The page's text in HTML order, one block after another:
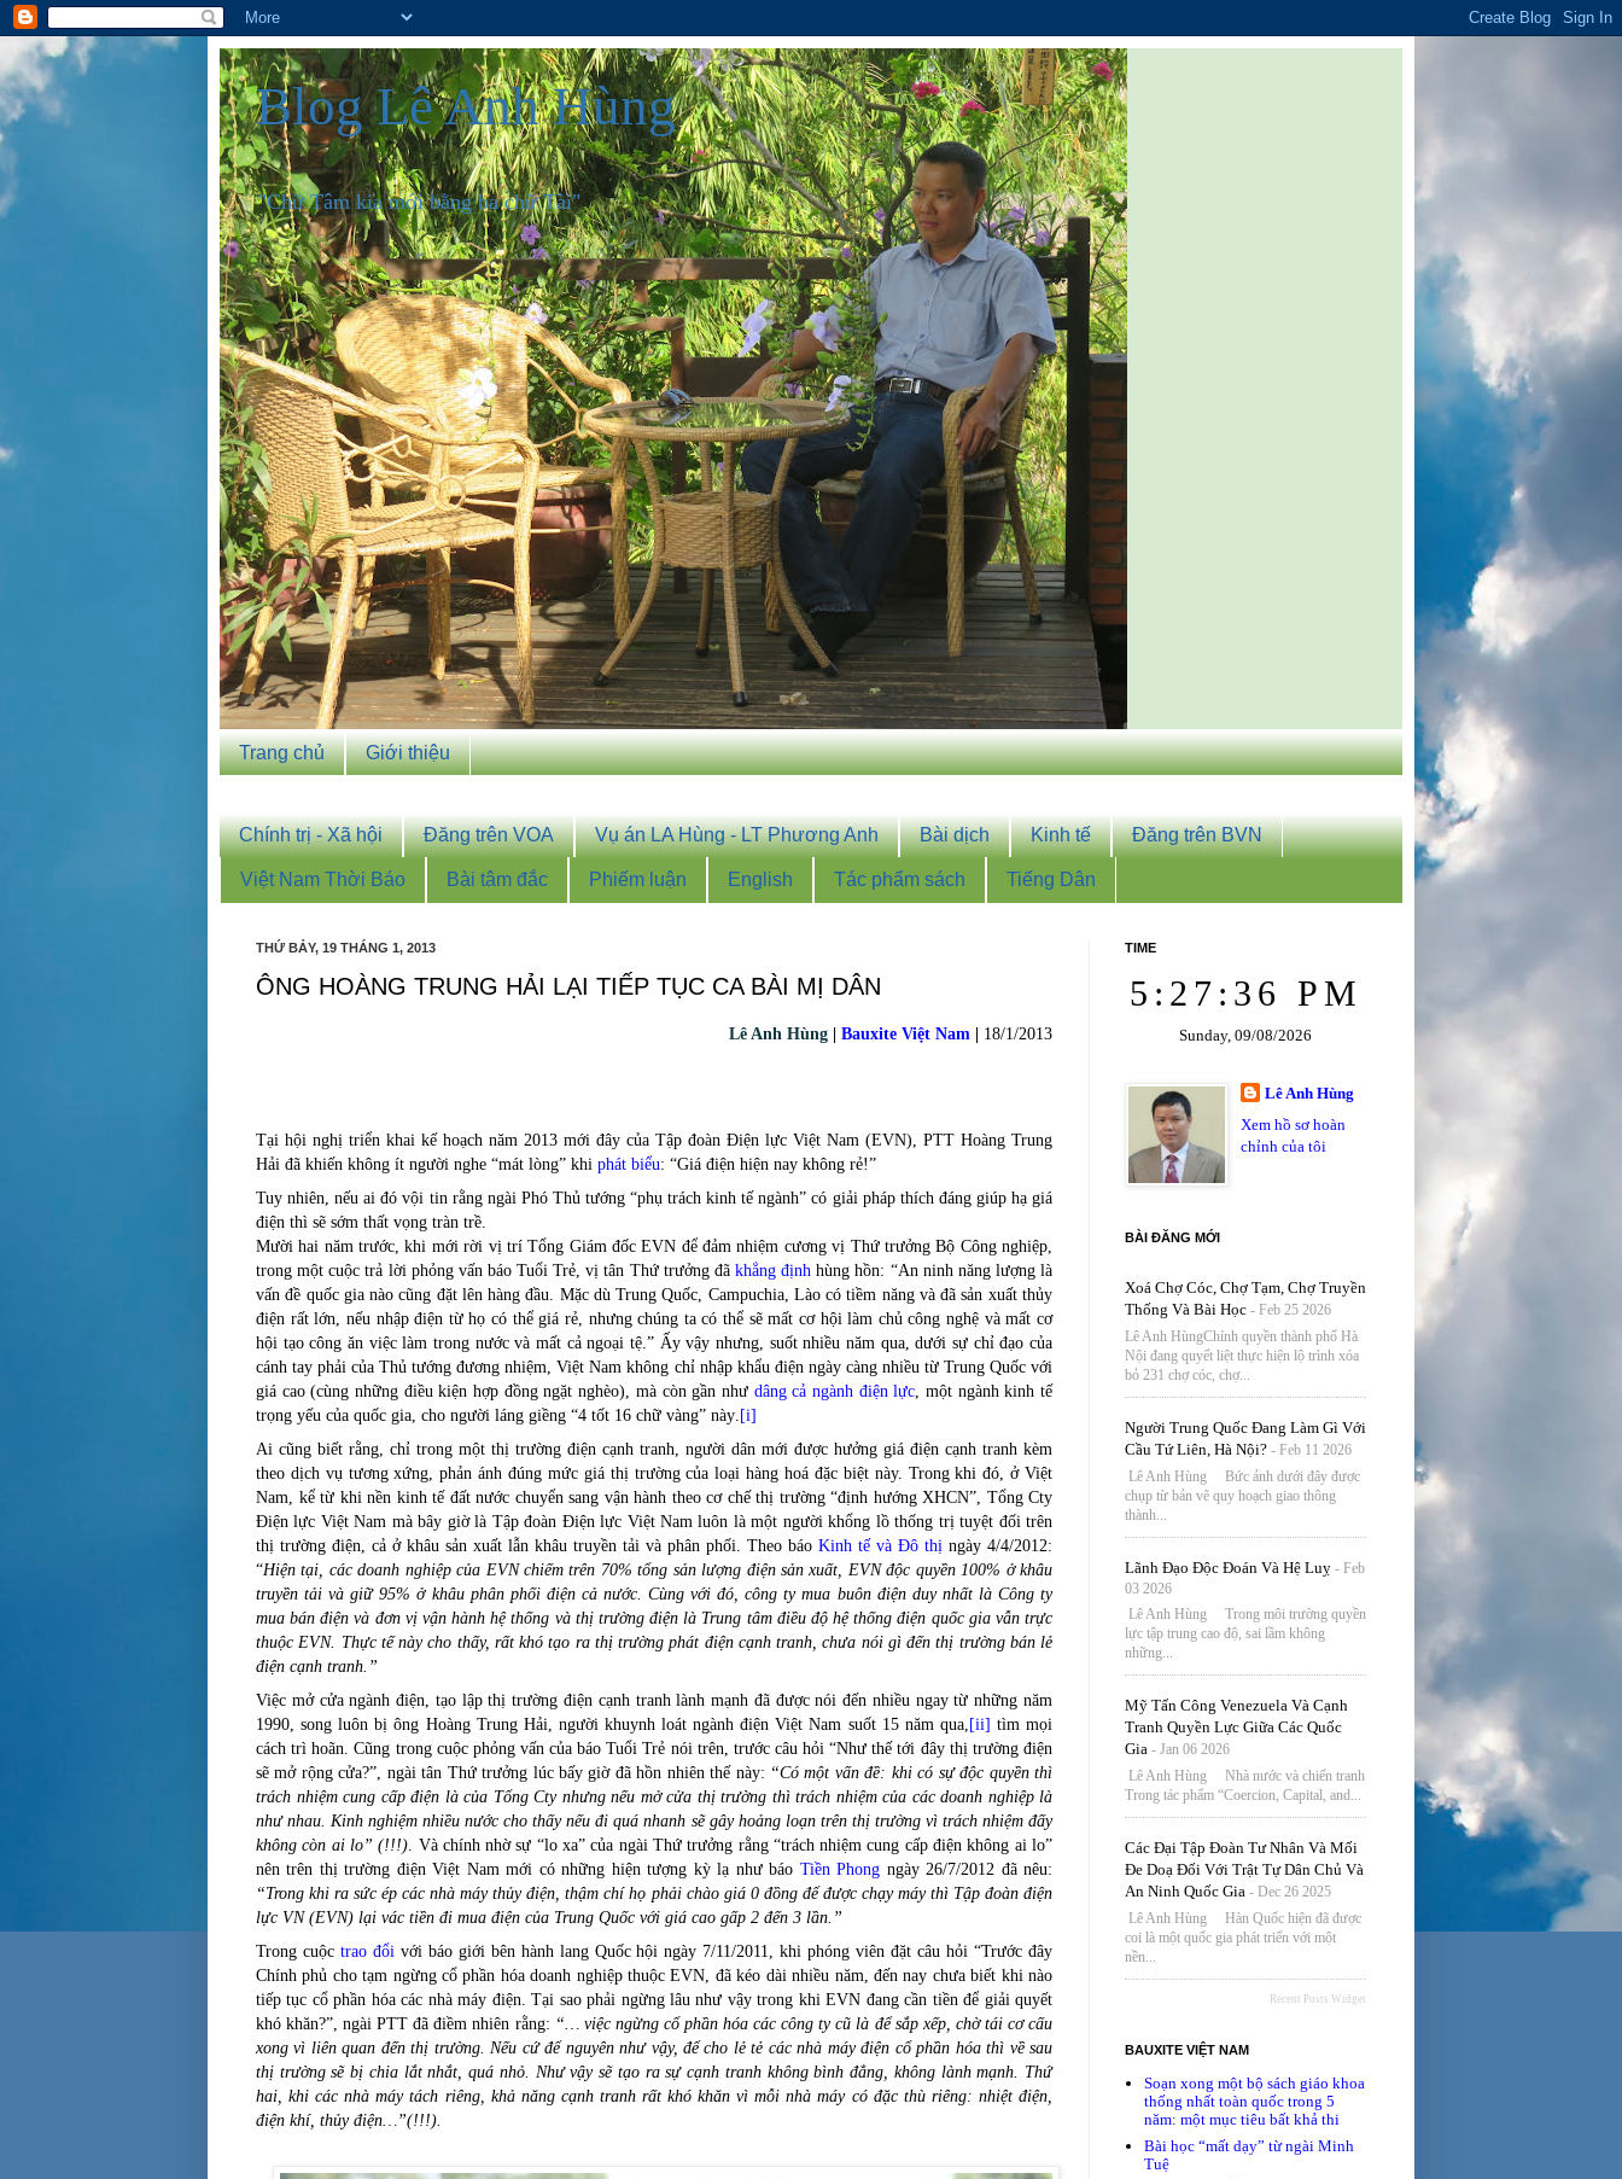
Blog Lê Anh Hùng
"Chữ Tâm kia mới bằng ba chữ Tài"
Trang chủ Giới thiệu
Chính trị - Xã hội Đăng trên VOA Vụ án LA Hùng - LT Phương Anh Bài dịch Kinh tế Đăng trên BVN
Việt Nam Thời Báo Bài tâm đắc Phiếm luận English Tác phẩm sách Tiếng Dân
THỨ BẢY, 19 THÁNG 1, 2013
ÔNG HOÀNG TRUNG HẢI LẠI TIẾP TỤC CA BÀI MỊ DÂN
Lê Anh Hùng | Bauxite Việt Nam | 18/1/2013
Tại hội nghị triển khai kế hoạch năm 2013 mới đây của Tập đoàn Điện lực Việt Nam (EVN), PTT Hoàng Trung
Hải đã khiến không ít người nghe “mát lòng” khi phát biểu: “Giá điện hiện nay không rẻ!”
Tuy nhiên, nếu ai đó vội tin rằng ngài Phó Thủ tướng “phụ trách kinh tế ngành” có giải pháp thích đáng giúp hạ giá
điện thì sẽ sớm thất vọng tràn trề.
Mười hai năm trước, khi mới rời vị trí Tổng Giám đốc EVN để đảm nhiệm cương vị Thứ trưởng Bộ Công nghiệp,
trong một cuộc trả lời phỏng vấn báo Tuổi Trẻ, vị tân Thứ trưởng đã khẳng định hùng hồn: “An ninh năng lượng là
vấn đề quốc gia nào cũng đặt lên hàng đầu. Mặc dù Trung Quốc, Campuchia, Lào có tiềm năng và đã sản xuất thủy
điện rất lớn, nếu nhập điện từ họ có thể giá rẻ, nhưng chúng ta có thể sẽ mất cơ hội làm chủ công nghệ và mất cơ
hội tạo công ăn việc làm trong nước và mất cả ngoại tệ.” Ấy vậy nhưng, suốt nhiều năm qua, dưới sự chỉ đạo của
cánh tay phải của Thủ tướng đương nhiệm, Việt Nam không chỉ nhập khẩu điện ngày càng nhiều từ Trung Quốc với
giá cao(cùng những điều kiện hợp đồng ngặt nghèo), mà còn gần như dâng cả ngành điện lực , một ngành kinh tế
trọng yếu của quốc gia, cho người láng giềng “4 tốt 16 chữ vàng” này [i]
Ai cũng biết rằng, chỉ trong một thị trường điện cạnh tranh, người dân mới được hưởng giá điện cạnh tranh kèm
theo dịch vụ tương xứng, phản ánh đúng mức giá thị trường của loại hàng hoá đặc biệt này. Trong khi đó, ở Việt
Nam, kể từ khi nền kinh tế đất nước chuyển sang vận hành theo cơ chế thị trường “định hướng XHCN”, Tổng Cty
Điện lực Việt Nam mà bây giờ là Tập đoàn Điện lực Việt Nam luôn là một người khổng lồ thống trị tuyệt đối trên
thị trường điện, cả ở khâu sản xuất lẫn khâu truyền tải và phân phối. Theo báo Kinh tế và Đô thị ngày 4/4/2012:
“Hiện tại, các doanh nghiệp của EVN chiếm trên 70% tổng sản lượng điện sản xuất, EVN độc quyền 100% ở khâu
truyền tải và giữ 95% ở khâu phân phối điện cả nước. Cùng với đó, công ty mua buôn điện duy nhất là Công ty
mua bán điện và đơn vị vận hành hệ thống và thị trường điện là Trung tâm điều độ hệ thống điện quốc gia vẫn trực
thuộc EVN. Thực tế này cho thấy, rất khó tạo ra thị trường phát điện cạnh tranh, chưa nói gì đến thị trường bán lẻ
điện cạnh tranh.”
Việc mở cửa ngành điện, tạo lập thị trường điện cạnh tranh lành mạnh đã được nói đến nhiều ngay từ những năm
1990, song luôn bị ông Hoàng Trung Hải, người khuynh loát ngành điện Việt Nam suốt 15 năm qua, [ii] tìm mọi
cách trì hoãn. Cũng trong cuộc phỏng vấn của báo Tuổi Trẻ nói trên, trước câu hỏi “Như thế tới đây thị trường điện
sẽ mở rộng cửa?”, ngài tân Thứ trưởng lúc bấy giờ đã hồn nhiên thế này: “Có một vấn đề: khi có sự độc quyền thì
trách nhiệm cung cấp điện là của Tổng Cty nhưng nếu mở cửa thị trường thì trách nhiệm của các doanh nghiệp là
như nhau. Kinh nghiệm nhiều nước cho thấy nếu đi quá nhanh sẽ gây hoảng loạn trên thị trường vì trách nhiệm đấy
không còn ai lo” (!!!) . Và chính nhờ sự “lo xa” của ngài Thứ trưởng rằng “trách nhiệm cung cấp điện không ai lo”
nên trên thị trường điện Việt Nam mới có những hiện tượng kỳ lạ như báo Tiền Phong ngày 26/7/2012 đã nêu:
“Trong khi ra sức ép các nhà máy thủy điện, thậm chí họ phải chào giá 0 đồng để được chạy máy thì Tập đoàn điện
lực VN (EVN) lại vác tiền đi mua điện của Trung Quốc với giá cao gấp 2 đến 3 lần.”
Trong cuộc trao đổi với báo giới bên hành lang Quốc hội ngày 7/11/2011, khi phóng viên đặt câu hỏi “Trước đây
Chính phủ cho tạm ngừng cổ phần hóa doanh nghiệp thuộc EVN, đã kéo dài nhiều năm, đến nay chưa biết khi nào
tiếp tục cổ phần hóa các nhà máy điện. Tại sao phải ngừng lâu như vậy trong khi EVN đang cần tiền để giải quyết
khó khăn?”, ngài PTT đã điềm nhiên rằng: “… việc ngừng cổ phần hóa các công ty cũ là để sắp xếp, chờ tái cơ cấu
xong vì liên quan đến thị trường. Nếu cứ để nguyên như vậy, để cho lẻ tẻ các nhà máy điện cổ phần hóa thì về sau
thị trường sẽ bị chia lắt nhắt, quá nhỏ. Như vậy sẽ tạo ra sự cạnh tranh không bình đẳng, không lành mạnh. Thứ
hai, khi các nhà máy tách riêng, khả năng cạnh tranh rất khó khăn vì mỗi nhà máy có đặc thù riêng: nhiệt điện,
điện khí, thủy điện…”(!!!).
TIME
5:27:37 PM
Sunday, 09/08/2026
Lê Anh Hùng
Xem hồ sơ hoàn
chỉnh của tôi
BÀI ĐĂNG MỚI
Xoá Chợ Cóc, Chợ Tạm, Chợ Truyền
Thống Và Bài Học - Feb 25 2026
Lê Anh HùngChính quyền thành phố Hà
Nội đang quyết liệt thực hiện lộ trình xóa
bỏ 231 chợ cóc, chợ...
Người Trung Quốc Đang Làm Gì Với
Cầu Tứ Liên, Hà Nội? - Feb 11 2026
Lê Anh Hùng Bức ảnh dưới đây được
chụp từ bản vẽ quy hoạch giao thông
thành...
Lãnh Đạo Độc Đoán Và Hệ Luỵ - Feb
03 2026
Lê Anh Hùng Trong môi trường quyền
lực tập trung cao độ, sai lầm không
những...
Mỹ Tấn Công Venezuela Và Cạnh
Tranh Quyền Lực Giữa Các Quốc
Gia - Jan 06 2026
Lê Anh Hùng Nhà nước và chiến tranh
Trong tác phẩm “Coercion, Capital, and...
Các Đại Tập Đoàn Tư Nhân Và Mối
Đe Doạ Đối Với Trật Tự Dân Chủ Và
An Ninh Quốc Gia - Dec 26 2025
Lê Anh Hùng Hàn Quốc hiện đã được
coi là một quốc gia phát triển với một
nền...
Recent Posts Widget
BAUXITE VIỆT NAM
Soạn xong một bộ sách giáo khoa
thống nhất toàn quốc trong 5
năm: một mục tiêu bất khả thi
Bài học “mất dạy” từ ngài Minh
Tuệ